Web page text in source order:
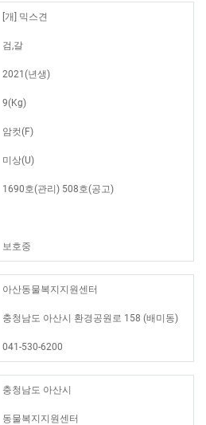
[개] 믹스견
검,갈
2021(년생)
9(Kg)
암컷(F)
미상(U)
1690호(관리) 508호(공고)
보호중
아산동물복지지원센터
충청남도 아산시 환경공원로 158 (배미동)
041-530-6200
충청남도 아산시
동물복지지원센터